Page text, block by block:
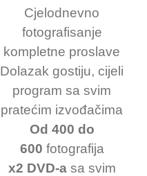
Cjelodnevno
fotografisanje
kompletne proslave
Dolazak gostiju, cijeli
program sa svim
pratećim izvođačima
Od 400 do
600 fotografija
x2 DVD-asa svim